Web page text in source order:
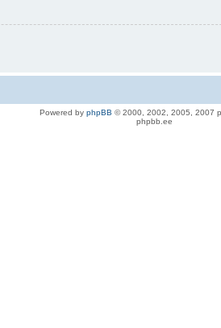
Powered by phpBB © 2000, 2002, 2005, 2007
phpbb.ee